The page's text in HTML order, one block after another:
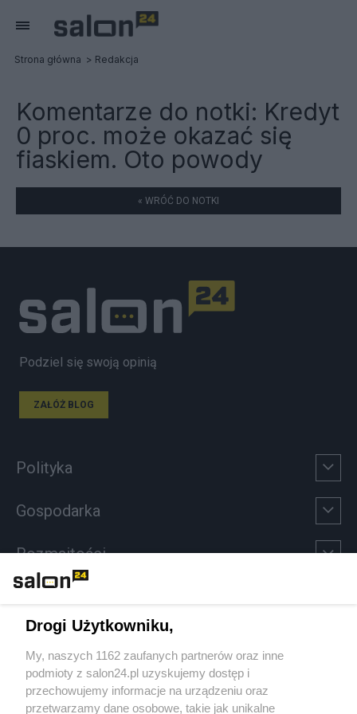
Strona główna Redakcja
Komentarze do notki: Kredyt
0 proc. może okazać się
fiaskiem. Oto powody
« WRÓĆ DO NOTKI
Podziel się swoją opinią
ZAŁÓŻ BLOG
Polityka
Gospodarka
Rozmaitości
Sport
Społeczeństwo
Drogi Użytkowniku,
My, naszych 1162 zaufanych partnerów oraz inne
podmioty z salon24.pl uzyskujemy dostęp i
przechowujemy informacje na urządzeniu oraz
przetwarzamy dane osobowe, takie jak unikalne